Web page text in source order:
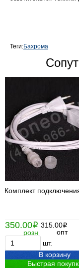
Теги:Бахрома
Комплект
350.00i
розн
315.00i
опт
шт.
В корзину
Быстрая